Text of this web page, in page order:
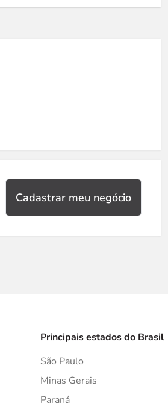
Cadastrar meu negócio
Principais estados do Brasil
São Paulo
Minas Gerais
Paraná